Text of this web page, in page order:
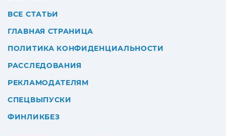
ВСЕ СТАТЬИ
ГЛАВНАЯ СТРАНИЦА
ПОЛИТИКА КОНФИДЕНЦИАЛЬНОСТИ
РАССЛЕДОВАНИЯ
РЕКЛАМОДАТЕЛЯМ
СПЕЦВЫПУСКИ
ФИНЛИКБЕЗ